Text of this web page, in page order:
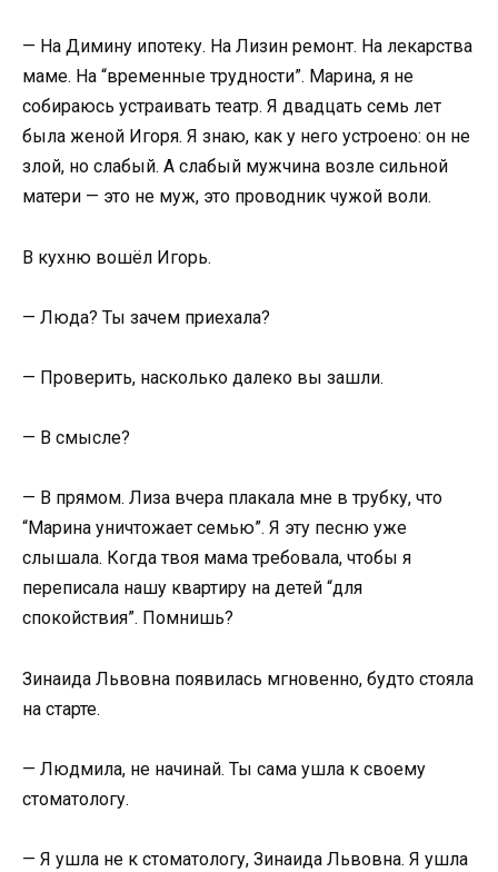
— На Димину ипотеку. На Лизин ремонт. На лекарства
маме. На “временные трудности”. Марина, я не
собираюсь устраивать театр. Я двадцать семь лет
была женой Игоря. Я знаю, как у него устроено: он не
злой, но слабый. А слабый мужчина возле сильной
матери — это не муж, это проводник чужой воли.
В кухню вошёл Игорь.
— Люда? Ты зачем приехала?
— Проверить, насколько далеко вы зашли.
— В смысле?
— В прямом. Лиза вчера плакала мне в трубку, что
“Марина уничтожает семью”. Я эту песню уже
слышала. Когда твоя мама требовала, чтобы я
переписала нашу квартиру на детей “для
спокойствия”. Помнишь?
Зинаида Львовна появилась мгновенно, будто стояла
на старте.
— Людмила, не начинай. Ты сама ушла к своему
стоматологу.
— Я ушла не к стоматологу, Зинаида Львовна. Я ушла